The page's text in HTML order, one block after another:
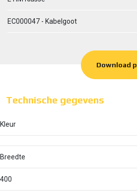
EC000047 - Kabelgoot
Download
Technische gegevens
Kleur
Breedte
400